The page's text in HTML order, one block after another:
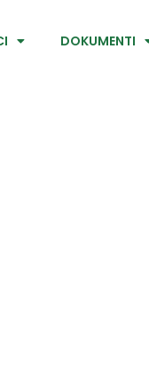
DOKUMENTI